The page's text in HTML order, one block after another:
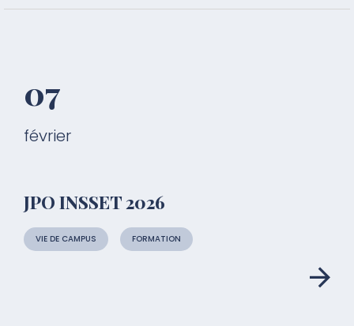
07
février
JPO INSSET 2026
VIE DE CAMPUS FORMATION